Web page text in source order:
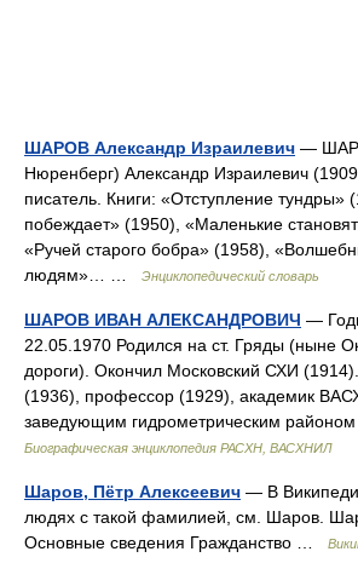
ШАРОВ Александр Израилевич —
Нюренберг) Александр Израилевич
писатель. Книги: «Отступление тундры»
побеждает» (1950), «Маленькие
«Ручей старого бобра» (1958),
людям»… …
Энциклопедический словарь
ШАРОВ ИВАН АЛЕКСАНДРОВИЧ —
22.05.1970 Родился на ст. Гряды (ныне
дороги). Окончил Московский СХИ
(1936), профессор (1929), академик
заведующим гидрометрическим
Биографическая энциклопедия РАСХН, ВАСХНИЛ
Шаров, Пётр Алексеевич — В
людях с такой фамилией, см. Шаров.
Основные сведения Гражданство …